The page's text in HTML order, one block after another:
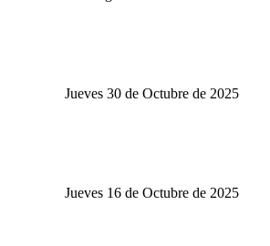
Jueves 30 de Octubre de 2025
Jueves 16 de Octubre de 2025